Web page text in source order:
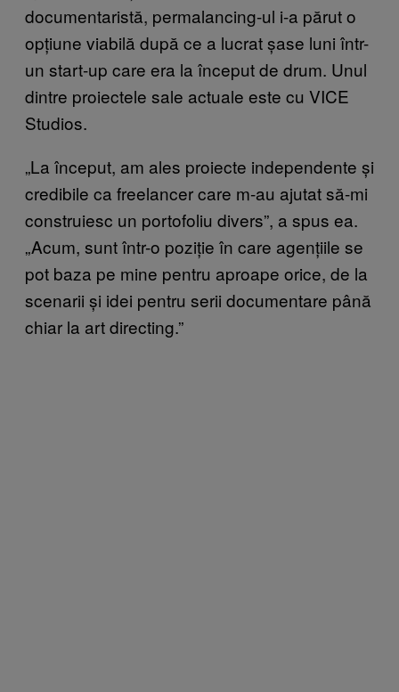
documentaristă, permalancing-ul i-a părut o
opțiune viabilă după ce a lucrat șase luni într-
un start-up care era la început de drum. Unul
dintre proiectele sale actuale este cu VICE
Studios.
„La început, am ales proiecte independente și
credibile ca freelancer care m-au ajutat să-mi
construiesc un portofoliu divers”, a spus ea.
„Acum, sunt într-o poziție în care agențiile se
pot baza pe mine pentru aproape orice, de la
scenarii și idei pentru serii documentare până
chiar la art directing.”